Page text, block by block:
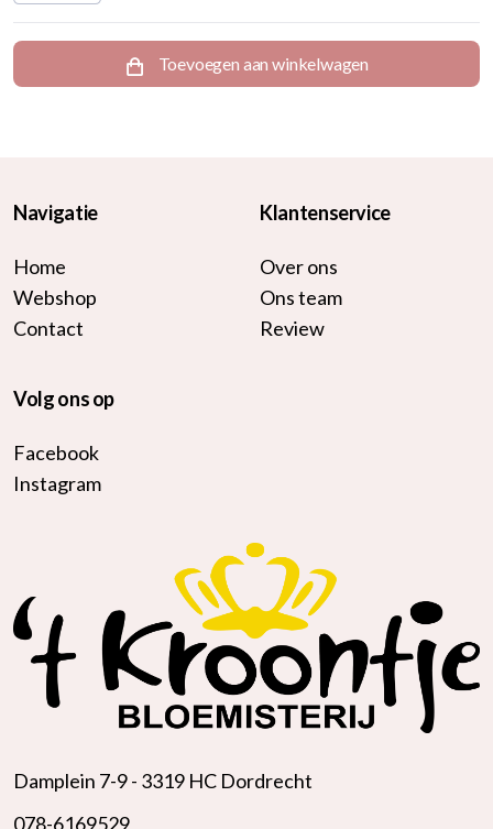
Toevoegen aan winkelwagen
Navigatie
Home
Webshop
Contact
Klantenservice
Over ons
Ons team
Review
Volg ons op
Facebook
Instagram
Damplein 7-9 - 3319 HC Dordrecht
078-6169529